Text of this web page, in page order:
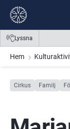
Gå till innehåll
Gå till meny
Gå till sidfot
Lyssna
Hem
Cirkus Familj